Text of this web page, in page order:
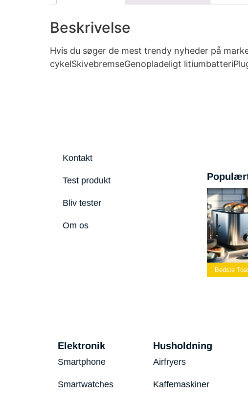
Beskrivelse
Hvis du søger de mest trendy nyheder på
cykelSkivebremseGenopladeligt
Kontakt
Test produkt
Bliv tester
Om os
Bedste
Elektronik
Smartphone
Smartwatches
Husholdning
Airfryers
Kaffemaskiner